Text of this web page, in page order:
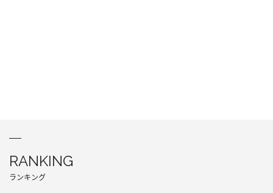
RANKING
ランキング